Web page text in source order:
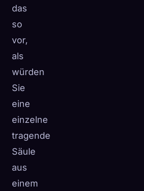
das
so
vor,
als
würden
Sie
eine
einzelne
tragende
Säule
aus
einem